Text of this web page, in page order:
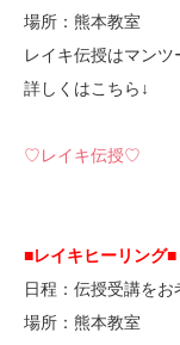
場所：熊本教室
レイキ伝授はマン
詳しくはこちら↓
♡レイキ伝授♡
■レイキヒーリング■
日程：伝授受講を
場所：熊本教室